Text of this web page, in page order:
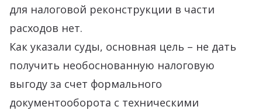
для налоговой реконструкции в части
расходов нет.
Как указали суды, основная цель – не дать
получить необоснованную налоговую
выгоду за счет формального
документооборота с техническими